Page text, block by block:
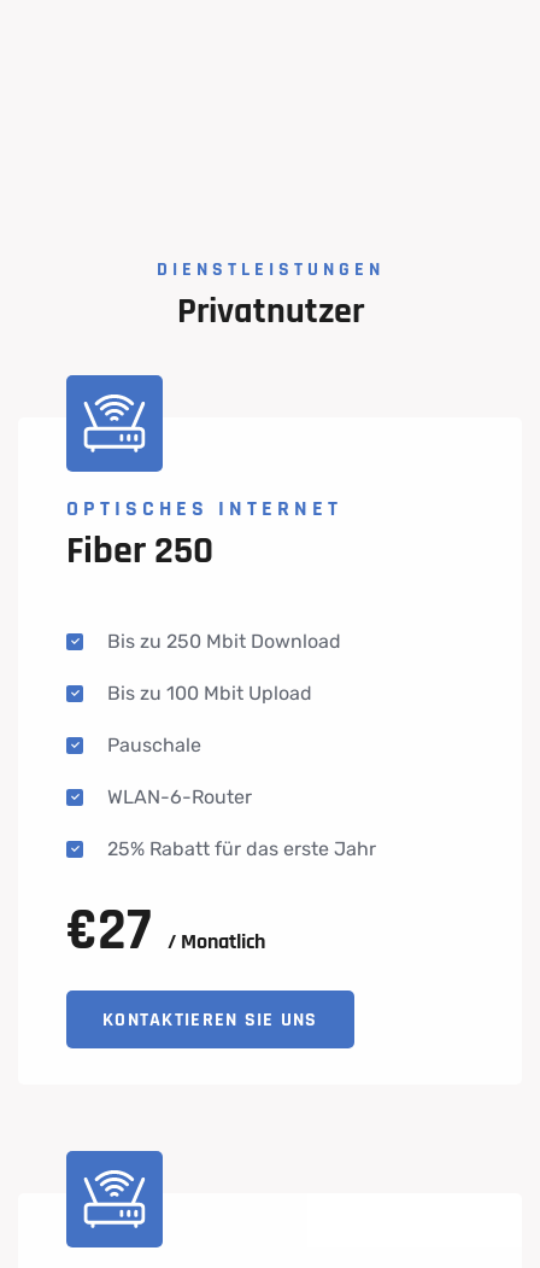
DIENSTLEISTUNGEN
Privatnutzer
OPTISCHES INTERNET
Fiber 250
Bis zu 250 Mbit Download
Bis zu 100 Mbit Upload
Pauschale
WLAN-6-Router
25% Rabatt für das erste Jahr
€27 / Monatlich
KONTAKTIEREN SIE UNS